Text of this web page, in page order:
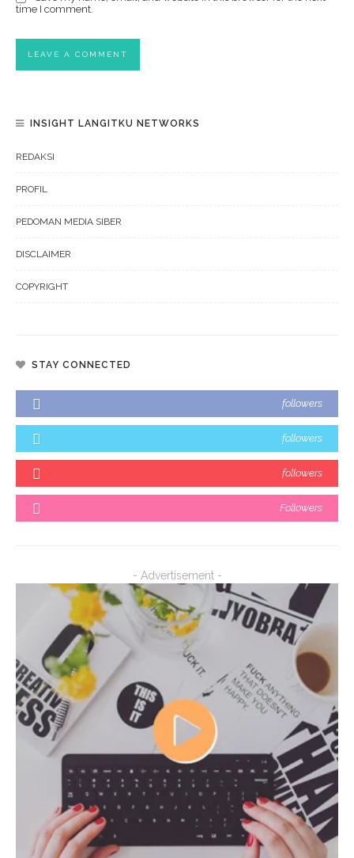
time I comment.
INSIGHT LANGITKU NETWORKS
REDAKSI
PROFIL
PEDOMAN MEDIA SIBER
DISCLAIMER
COPYRIGHT
STAY CONNECTED
followers
followers
followers
Followers
- Advertisement -